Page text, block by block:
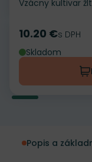
Vzácny kultivar
Cena
10.20 €s DPH
Skladom
Popis a